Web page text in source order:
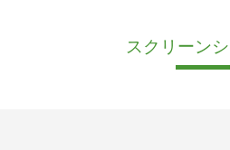
スクリーン